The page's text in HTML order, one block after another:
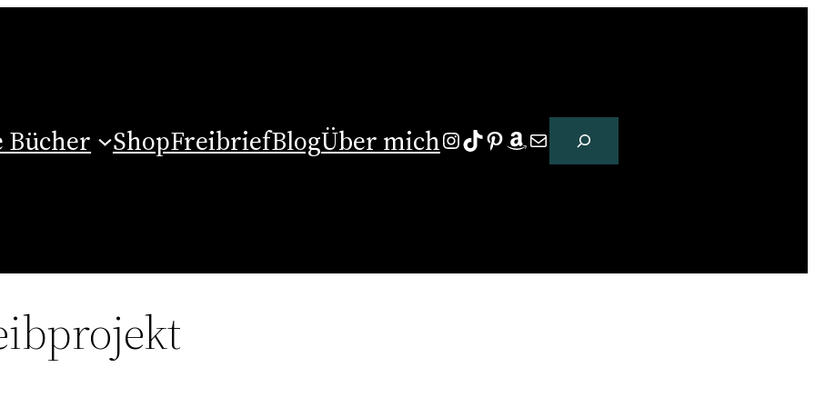
Bücher ShopFreibriefBlogÜber michInstagram
TikTok
Pinterest
Amazon
E-Mail